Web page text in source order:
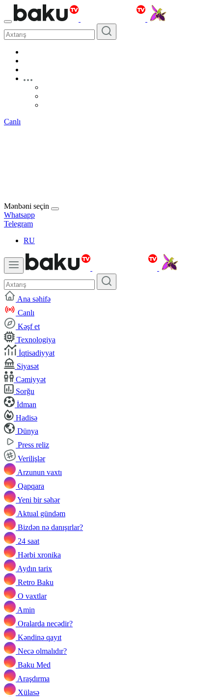
Canlı
Mənbəni seçin
Whatsapp
Telegram
RU
Ana səhifə
Canlı
Kəşf et
Texnologiya
İqtisadiyyat
Siyasət
Cəmiyyət
Sorğu
İdman
Hadisə
Dünya
Press reliz
Verilişlər
Arzunun vaxtı
Qapqara
Yeni bir səhər
Aktual gündəm
Bizdən nə danışırlar?
24 saat
Hərbi xronika
Aydın tarix
Retro Baku
O vaxtlar
Amin
Oralarda necədir?
Kəndinə qayıt
Necə olmalıdır?
Baku Med
Araşdırma
Xülasə